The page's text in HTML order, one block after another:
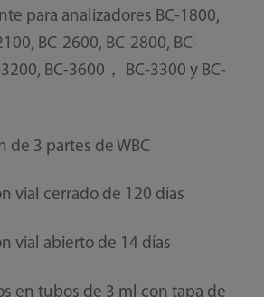
para analizadores BC-1800,
BC-2600, BC-2800, BC-
BC-3600， BC-3300 y BC-
de 3 partes de WBC
vial cerrado de 120 días
vial abierto de 14 días
en tubos de 3 ml con tapa de